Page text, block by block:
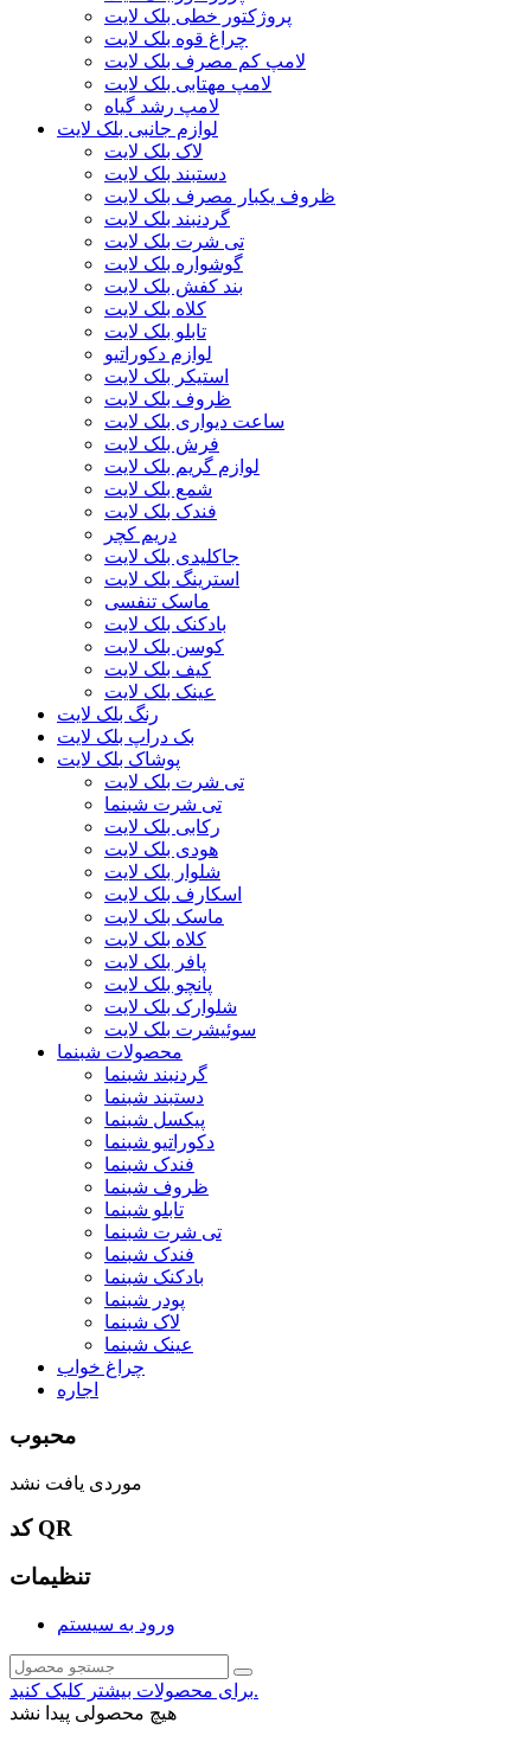
پروژکتور خطی بلک لایت
چراغ قوه بلک لایت
لامپ کم مصرف بلک لایت
لامپ مهتابی بلک لایت
لامپ رشد گیاه
لوازم جانبی بلک لایت
لاک بلک لایت
دستبند بلک لایت
ظروف یکبار مصرف بلک لایت
گردنبند بلک لایت
تی شرت بلک لایت
گوشواره بلک لایت
بند کفش بلک لایت
کلاه بلک لایت
تابلو بلک لایت
لوازم دکوراتیو
استیکر بلک لایت
ظروف بلک لایت
ساعت دیواری بلک لایت
فرش بلک لایت
لوازم گریم بلک لایت
شمع بلک لایت
فندک بلک لایت
دریم کچر
جاکلیدی بلک لایت
استرینگ بلک لایت
ماسک تنفسی
بادکنک بلک لایت
کوسن بلک لایت
کیف بلک لایت
عینک بلک لایت
رنگ بلک لایت
بک دراپ بلک لایت
پوشاک بلک لایت
تی شرت بلک لایت
تی شرت شبنما
رکابی بلک لایت
هودی بلک لایت
شلوار بلک لایت
اسکارف بلک لایت
ماسک بلک لایت
کلاه بلک لایت
پافر بلک لایت
پانچو بلک لایت
شلوارک بلک لایت
سوئیشرت بلک لایت
محصولات شبنما
گردنبند شبنما
دستبند شبنما
پیکسل شبنما
دکوراتیو شبنما
فندک شبنما
ظروف شبنما
تابلو شبنما
تی شرت شبنما
فندک شبنما
بادکنک شبنما
پودر شبنما
لاک شبنما
عینک شبنما
چراغ خواب
اجاره
محبوب
موردی یافت نشد
کد QR
تنظیمات
ورود به سیستم
برای محصولات بیشتر کلیک کنید.
هیچ محصولی پیدا نشد